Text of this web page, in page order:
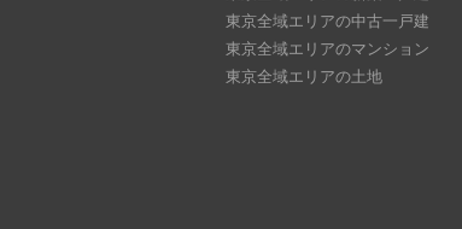
東京全域エリアの中古一戸建
東京全域エリアのマンション
東京全域エリアの土地